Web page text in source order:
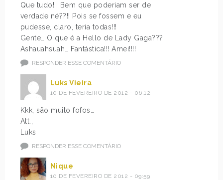
Que tudo!!! Bem que poderiam ser de
verdade né??!! Pois se fossem e eu
pudesse, claro, teria todas!!!
Gente… O que é a Hello de Lady Gaga???
Ashauahsuah… Fantástica!!! Amei!!!!
RESPONDER ESSE COMENTÁRIO
Luks Vieira
10 DE FEVEREIRO DE 2012 - 06:12
Kkk, são muito fofos…
Att.,
Luks
RESPONDER ESSE COMENTÁRIO
Nique
10 DE FEVEREIRO DE 2012 - 09:59